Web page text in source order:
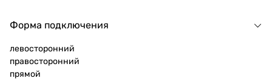
Форма подключения
левосторонний
правосторонний
прямой